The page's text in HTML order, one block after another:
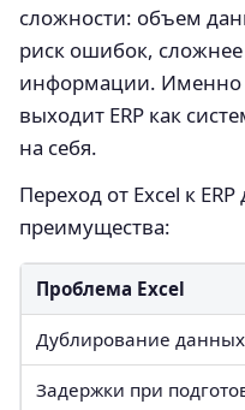
сложности: объем
риск ошибок, сложнее
информации. Именно
выходит ERP как
на себя.
Переход от Excel к
преимущества:
Проблема Excel
Дублирование
Задержки при